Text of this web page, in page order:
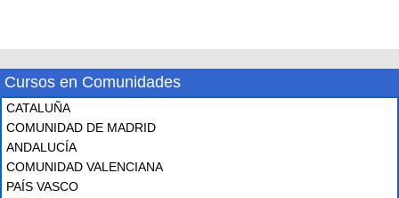
Cursos en Comunidades
CATALUÑA
COMUNIDAD DE MADRID
ANDALUCÍA
COMUNIDAD VALENCIANA
PAÍS VASCO